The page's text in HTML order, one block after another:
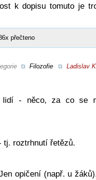
k dopisu tomuto je
přečteno
Filozofie Ladislav
lidí - něco, za co se
tj. roztrhnutí řetězů.
opičení (např. u